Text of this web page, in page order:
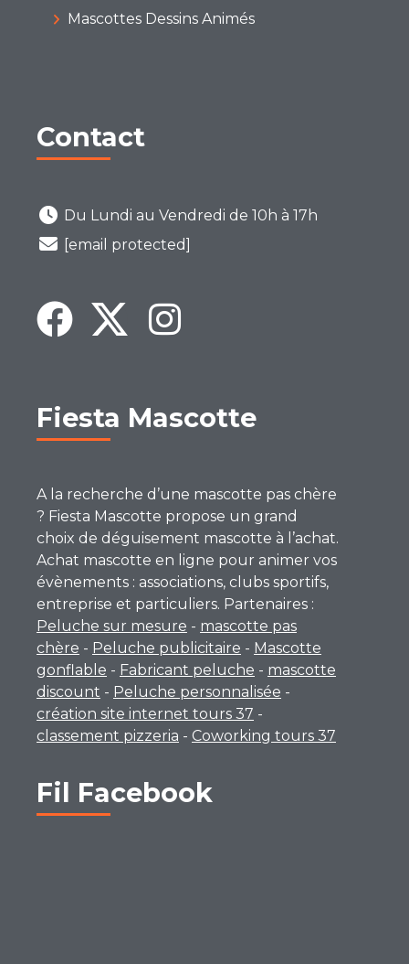
Mascottes Dessins Animés
Contact
Du Lundi au Vendredi de 10h à 17h
[email protected]
Fiesta Mascotte
A la recherche d’une mascotte pas chère
? Fiesta Mascotte propose un grand
choix de déguisement mascotte à l’achat.
Achat mascotte en ligne pour animer vos
évènements : associations, clubs sportifs,
entreprise et particuliers. Partenaires :
Peluche sur mesure - mascotte pas
chère - Peluche publicitaire - Mascotte
gonflable - Fabricant peluche - mascotte
discount - Peluche personnalisée -
création site internet tours 37 -
classement pizzeria - Coworking tours 37
Fil Facebook